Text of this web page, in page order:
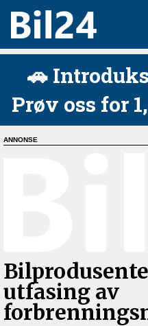
🚗
Prøv oss for
utfasing av